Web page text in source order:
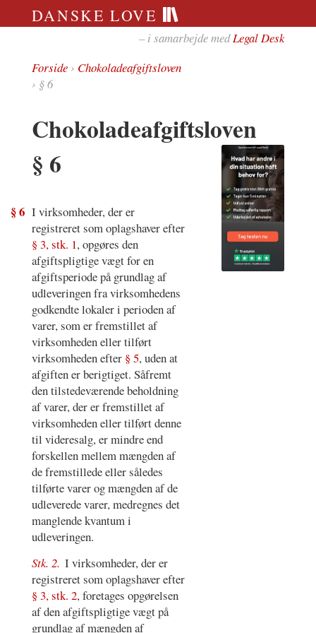
DANSKE LOVE
– i samarbejde medLegal Desk
Forside› Chokoladeafgiftsloven
› § 6
Chokoladeafgiftsloven
§ 6
§ 6 I virksomheder, der er
registreret som oplagshaver efter
§ 3, stk. 1, opgøres den
afgiftspligtige vægt for en
afgiftsperiode på grundlag af
udleveringen fra virksomhedens
godkendte lokaler i perioden af
varer, som er fremstillet af
virksomheden eller tilført
virksomheden efter § 5, uden at
afgiften er berigtiget. Såfremt
den tilstedeværende beholdning
af varer, der er fremstillet af
virksomheden eller tilført denne
til videresalg, er mindre end
forskellen mellem mængden af
de fremstillede eller således
tilførte varer og mængden af de
udleverede varer, medregnes det
manglende kvantum i
udleveringen.
Stk. 2. I virksomheder, der er
registreret som oplagshaver efter
§ 3, stk. 2, foretages opgørelsen
af den afgiftspligtige vægt på
grundlag af mængden af